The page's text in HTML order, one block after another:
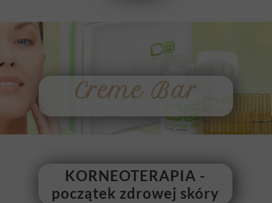
Creme Bar
KORNEOTERAPIA -
początek zdrowej skóry